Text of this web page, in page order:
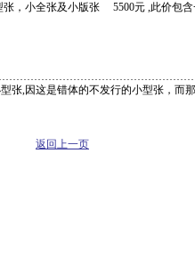
张，小全张及小版张 5500元 ,此价包
这是错体的不发行的小型张，而那
返回上一页